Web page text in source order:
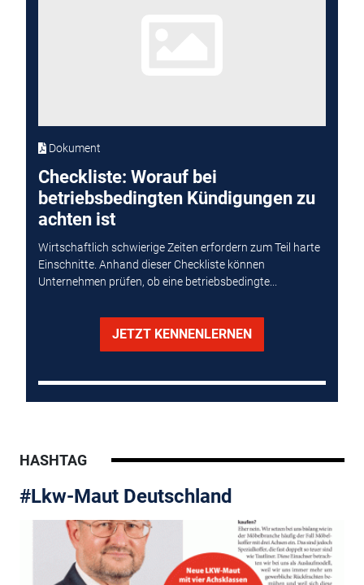
Dokument
Checkliste: Worauf bei
betriebsbedingten Kündigungen zu
achten ist
Wirtschaftlich schwierige Zeiten erfordern zum Teil harte
Einschnitte. Anhand dieser Checkliste können
Unternehmen prüfen, ob eine betriebsbedingte...
JETZT KENNENLERNEN
HASHTAG
#Lkw-Maut Deutschland